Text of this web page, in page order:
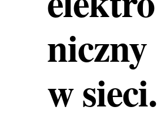
niczny
w sieci.